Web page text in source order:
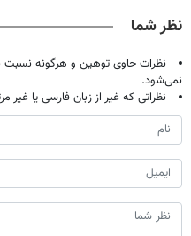
نظر شما
نظرات حاوی توهین و هرگونه
نمی‌شود.
نظراتی که غیر از زبان فارسی یا غیر